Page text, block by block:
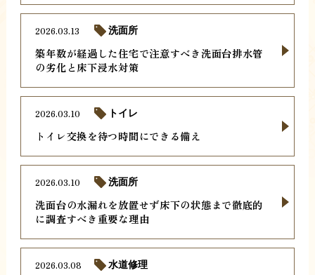
築年数が経過した住宅で注意すべき洗面台排水管
の劣化と床下浸水対策
2026.03.13 洗面所
トイレ交換を待つ時間にできる備え
2026.03.10 トイレ
洗面台の水漏れを放置せず床下の状態まで徹底的
に調査すべき重要な理由
2026.03.10 洗面所
2026.03.08 水道修理